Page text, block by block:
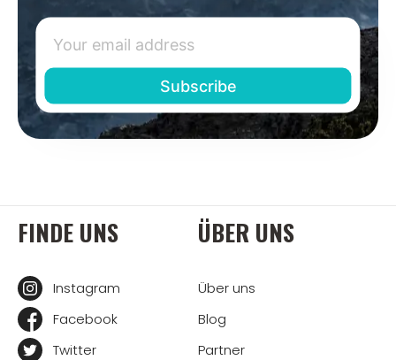
FINDE UNS
Instagram
Facebook
Twitter
ÜBER UNS
Über uns
Blog
Partner